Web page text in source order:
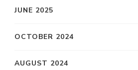
JUNE 2025
OCTOBER 2024
AUGUST 2024